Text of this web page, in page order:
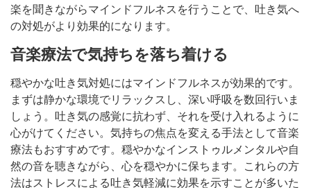
楽を聞きながらマインドフルネスを行うことで、吐き気へ
の対処がより効果的になります。
音楽療法で気持ちを落ち着ける
穏やかな吐き気対処にはマインドフルネスが効果的です。
まずは静かな環境でリラックスし、深い呼吸を数回行いま
しょう。吐き気の感覚に抗わず、それを受け入れるように
心がけてください。気持ちの焦点を変える手法として音楽
療法もおすすめです。穏やかなインストゥルメンタルや自
然の音を聴きながら、心を穏やかに保ちます。これらの方
法はストレスによる吐き気軽減に効果を示すことが多いた